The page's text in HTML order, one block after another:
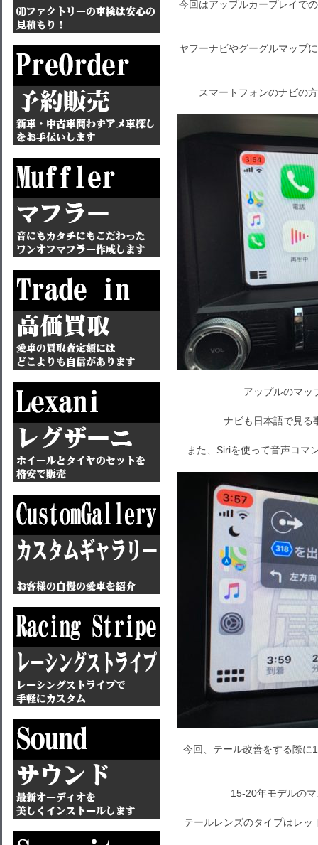
今回はアップルカープレイで
ヤフーナビやグーグルマップ
スマートフォンのナビの
アップルのマッ
ナビも日本語で見る
また、Siriを使って音声コマ
今回、テール改善をする際に
15-20年モデルの
テールレンズのタイプはレ